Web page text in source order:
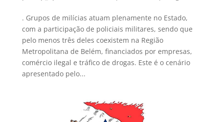
. Grupos de milícias atuam plenamente no Estado,
com a participação de policiais militares, sendo que
pelo menos três deles coexistem na Região
Metropolitana de Belém, financiados por empresas,
comércio ilegal e tráfico de drogas. Este é o cenário
apresentado pelo...